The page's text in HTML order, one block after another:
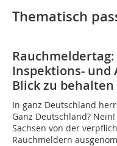
Thematisch
Rauchmeldertag:
Inspektions-
Blick zu behalten
In ganz Deutschland
Ganz Deutschland?
Sachsen von der
Rauchmeldern